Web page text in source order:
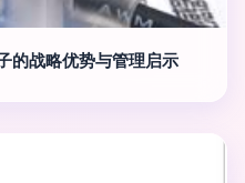
的战略优势与管理启示